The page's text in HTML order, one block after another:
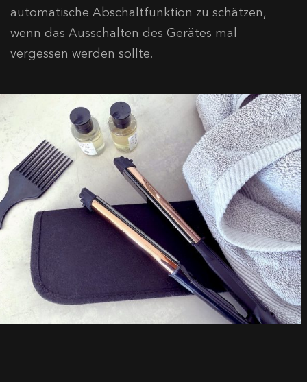
automatische Abschaltfunktion zu schätzen,
wenn das Ausschalten des Gerätes mal
vergessen werden sollte.